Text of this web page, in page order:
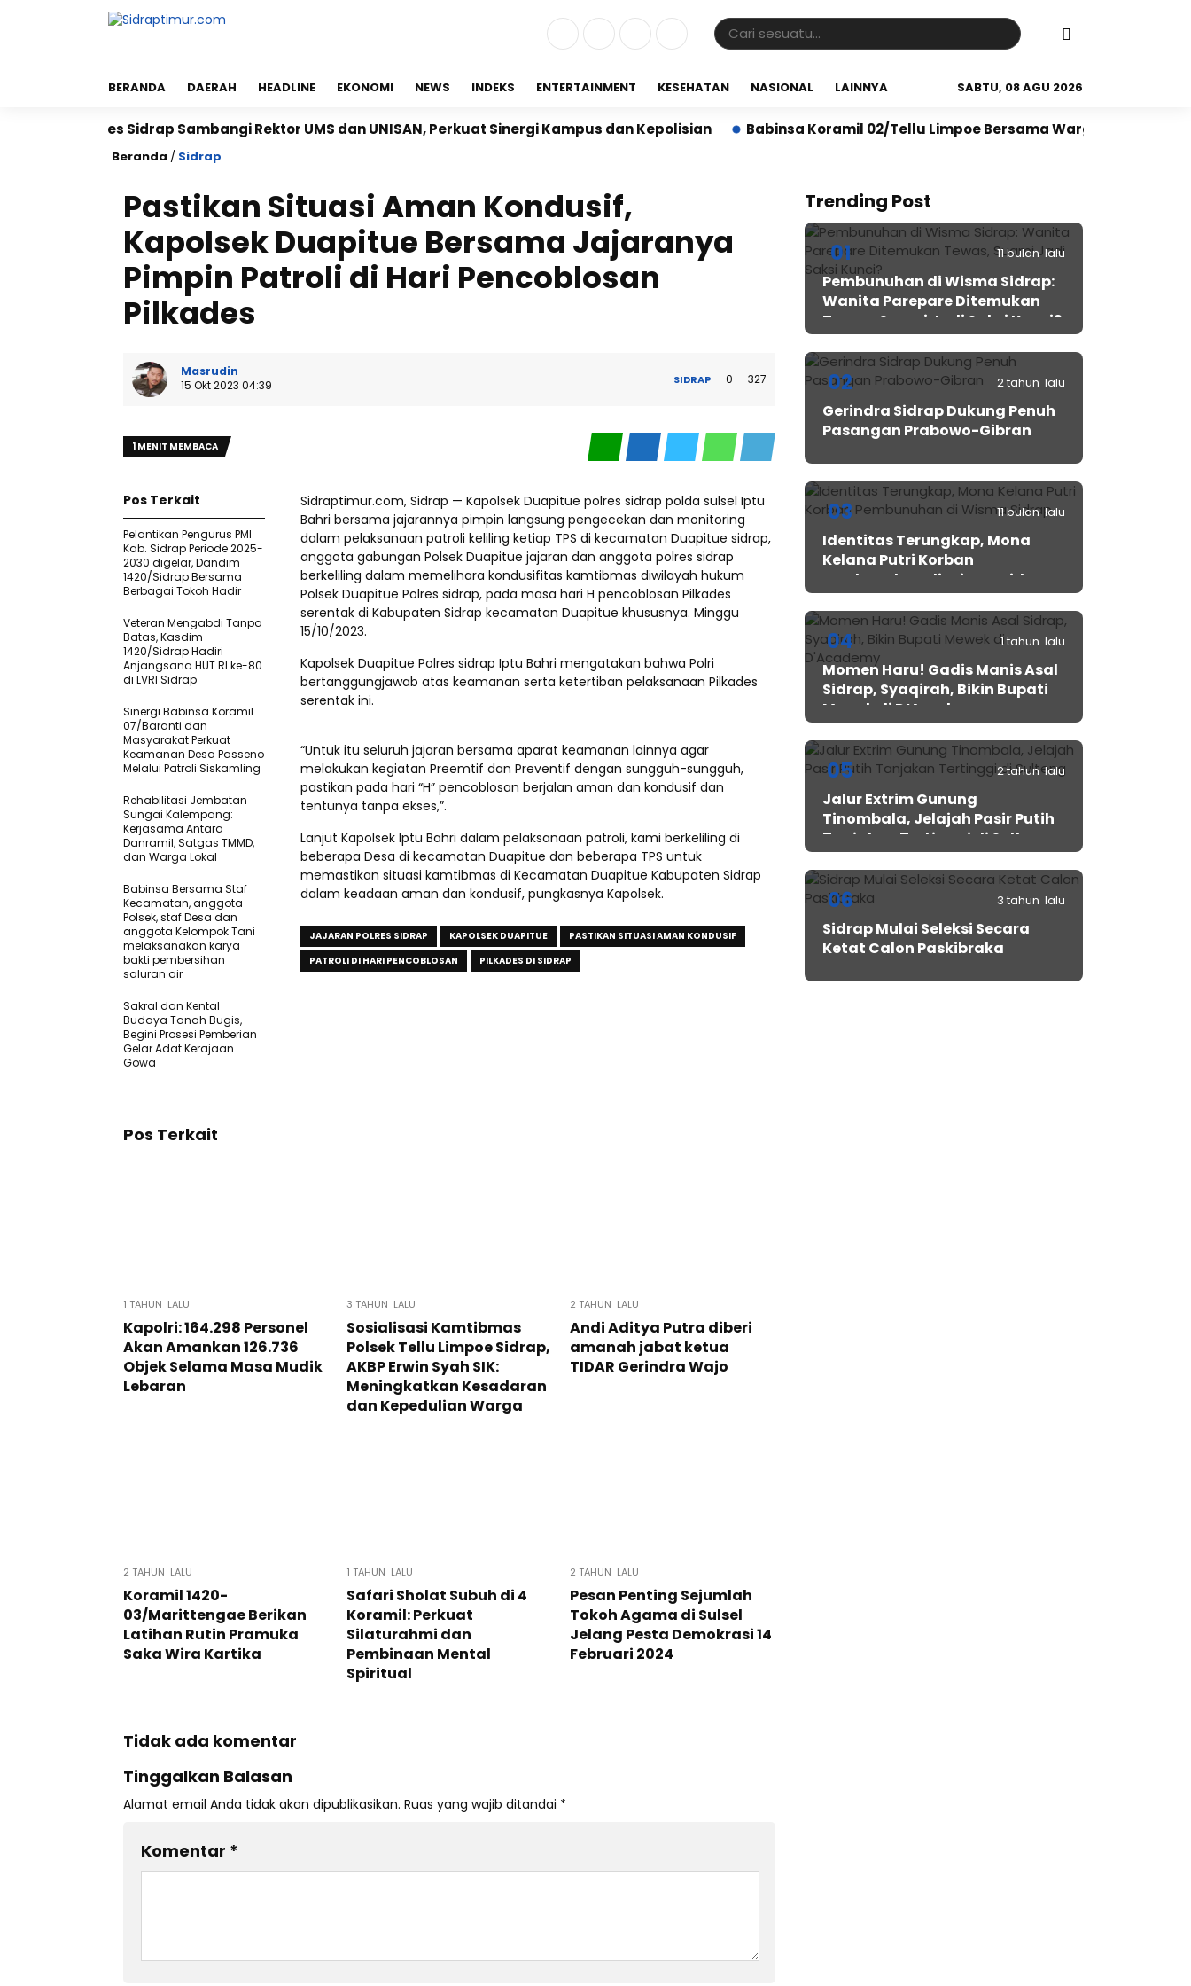
BERANDA DAERAH HEADLINE EKONOMI NEWS INDEKS ENTERTAINMENT KESEHATAN NASIONAL LAINNYA SABTU, 08 AGU 2026
Sidrap Sambangi Rektor UMS dan UNISAN, Perkuat Sinergi Kampus dan Kepolisian Babinsa Koramil 02/Tellu Limpoe Bersama Warga Gelar Karya Bakti
Beranda / Sidrap
Pastikan Situasi Aman Kondusif,
Kapolsek Duapitue Bersama Jajaranya
Pimpin Patroli di Hari Pencoblosan
Pilkades
Masrudin
15 Okt 2023 04:39
SIDRAP 0 327
1 MENIT MEMBACA
Sidraptimur.com, Sidrap — Kapolsek Duapitue polres sidrap polda sulsel Iptu
Bahri bersama jajarannya pimpin langsung pengecekan dan monitoring
dalam pelaksanaan patroli keliling ketiap TPS di kecamatan Duapitue sidrap,
anggota gabungan Polsek Duapitue jajaran dan anggota polres sidrap
berkeliling dalam memelihara kondusifitas kamtibmas diwilayah hukum
Polsek Duapitue Polres sidrap, pada masa hari H pencoblosan Pilkades
serentak di Kabupaten Sidrap kecamatan Duapitue khususnya. Minggu
15/10/2023.
Kapolsek Duapitue Polres sidrap Iptu Bahri mengatakan bahwa Polri
bertanggungjawab atas keamanan serta ketertiban pelaksanaan Pilkades
serentak ini.
“Untuk itu seluruh jajaran bersama aparat keamanan lainnya agar
melakukan kegiatan Preemtif dan Preventif dengan sungguh-sungguh,
pastikan pada hari “H” pencoblosan berjalan aman dan kondusif dan
tentunya tanpa ekses,”.
Lanjut Kapolsek Iptu Bahri dalam pelaksanaan patroli, kami berkeliling di
beberapa Desa di kecamatan Duapitue dan beberapa TPS untuk
memastikan situasi kamtibmas di Kecamatan Duapitue Kabupaten Sidrap
dalam keadaan aman dan kondusif, pungkasnya Kapolsek.
JAJARAN POLRES SIDRAP KAPOLSEK DUAPITUE
PASTIKAN SITUASI AMAN KONDUSIF
PATROLI DI HARI PENCOBLOSAN
PILKADES DI SIDRAP
Pos Terkait
Pelantikan Pengurus PMI
Kab. Sidrap Periode 2025-
2030 digelar, Dandim
1420/Sidrap Bersama
Berbagai Tokoh Hadir
Veteran Mengabdi Tanpa
Batas, Kasdim
1420/Sidrap Hadiri
Anjangsana HUT RI ke-80
di LVRI Sidrap
Sinergi Babinsa Koramil
07/Baranti dan
Masyarakat Perkuat
Keamanan Desa Passeno
Melalui Patroli Siskamling
Rehabilitasi Jembatan
Sungai Kalempang:
Kerjasama Antara
Danramil, Satgas TMMD,
dan Warga Lokal
Babinsa Bersama Staf
Kecamatan, anggota
Polsek, staf Desa dan
anggota Kelompok Tani
melaksanakan karya
bakti pembersihan
saluran air
Sakral dan Kental
Budaya Tanah Bugis,
Begini Prosesi Pemberian
Gelar Adat Kerajaan
Gowa
Pos Terkait
1 TAHUN LALU
Kapolri: 164.298 Personel
Akan Amankan 126.736
Objek Selama Masa Mudik
Lebaran
3 TAHUN LALU
Sosialisasi Kamtibmas
Polsek Tellu Limpoe Sidrap,
AKBP Erwin Syah SIK:
Meningkatkan Kesadaran
dan Kepedulian Warga
2 TAHUN LALU
Andi Aditya Putra diberi
amanah jabat ketua
TIDAR Gerindra Wajo
2 TAHUN LALU
Koramil 1420-
03/Marittengae Berikan
Latihan Rutin Pramuka
Saka Wira Kartika
1 TAHUN LALU
Safari Sholat Subuh di 4
Koramil: Perkuat
Silaturahmi dan
Pembinaan Mental
Spiritual
2 TAHUN LALU
Pesan Penting Sejumlah
Tokoh Agama di Sulsel
Jelang Pesta Demokrasi 14
Februari 2024
Tidak ada komentar
Tinggalkan Balasan
Alamat email Anda tidak akan dipublikasikan. Ruas yang wajib ditandai *
Komentar *
Trending Post
01 11 bulan lalu
Pembunuhan di Wisma Sidrap:
Wanita Parepare Ditemukan
Tewas, Suami Jadi Saksi Kunci?
02 2 tahun lalu
Gerindra Sidrap Dukung Penuh
Pasangan Prabowo-Gibran
03 11 bulan lalu
Identitas Terungkap, Mona
Kelana Putri Korban
Pembunuhan di Wisma Sidrap
04 1 tahun lalu
Momen Haru! Gadis Manis Asal
Sidrap, Syaqirah, Bikin Bupati
Mewek di D’Academy​
05 2 tahun lalu
Jalur Extrim Gunung
Tinombala, Jelajah Pasir Putih
Tanjakan Tertinggi di Sulteng
06 3 tahun lalu
Sidrap Mulai Seleksi Secara
Ketat Calon Paskibraka